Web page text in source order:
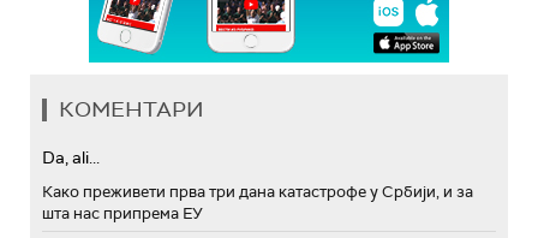
КОМЕНТАРИ
Da, ali...
Како преживети прва три дана катастрофе у Србији, и за
шта нас припрема ЕУ